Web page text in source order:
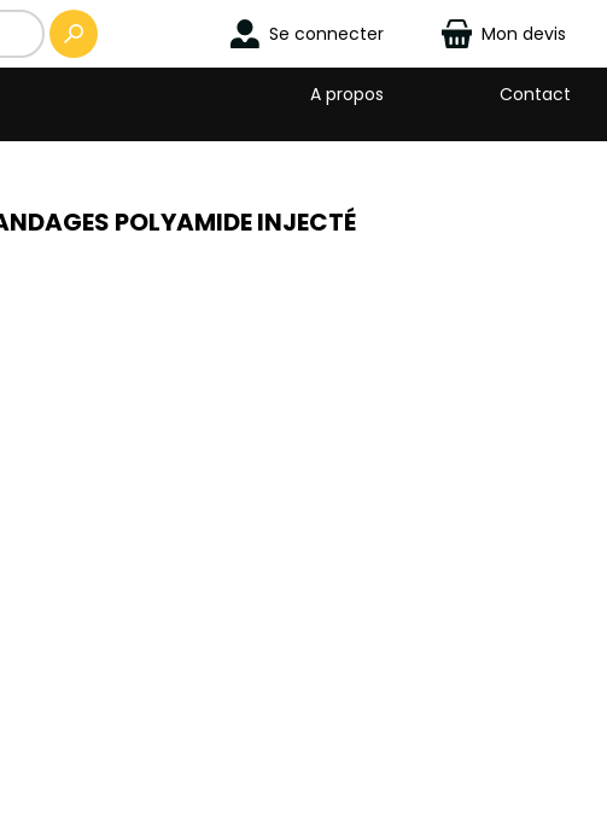
Se connecter Mon devis
A propos Contact
POLYAMIDE INJECTÉ